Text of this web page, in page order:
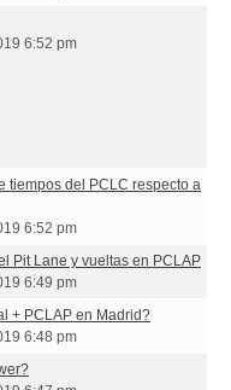
6:52 pm
tiempos del PCLC respecto a
6:52 pm
Pit Lane y vueltas en PCLAP
6:49 pm
+ PCLAP en Madrid?
6:48 pm